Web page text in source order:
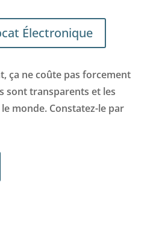
Électronique
ça ne coûte pas forcement
sont transparents et les
monde. Constatez-le par